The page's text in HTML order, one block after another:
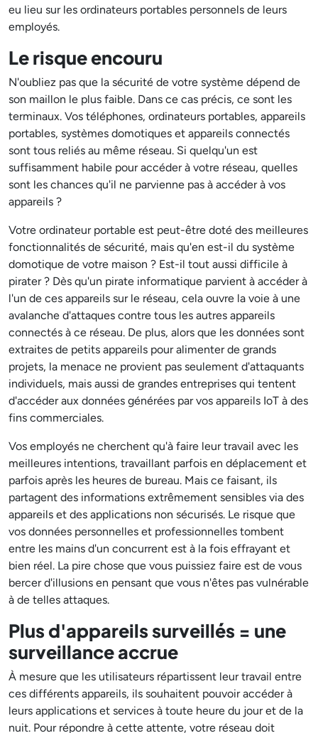
eu lieu sur les ordinateurs portables personnels de leurs
employés.
Le risque encouru
N'oubliez pas que la sécurité de votre système dépend de
son maillon le plus faible. Dans ce cas précis, ce sont les
terminaux. Vos téléphones, ordinateurs portables, appareils
portables, systèmes domotiques et appareils connectés
sont tous reliés au même réseau. Si quelqu'un est
suffisamment habile pour accéder à votre réseau, quelles
sont les chances qu'il ne parvienne pas à accéder à vos
appareils ?
Votre ordinateur portable est peut-être doté des meilleures
fonctionnalités de sécurité, mais qu'en est-il du système
domotique de votre maison ? Est-il tout aussi difficile à
pirater ? Dès qu'un pirate informatique parvient à accéder à
l'un de ces appareils sur le réseau, cela ouvre la voie à une
avalanche d'attaques contre tous les autres appareils
connectés à ce réseau. De plus, alors que les données sont
extraites de petits appareils pour alimenter de grands
projets, la menace ne provient pas seulement d'attaquants
individuels, mais aussi de grandes entreprises qui tentent
d'accéder aux données générées par vos appareils IoT à des
fins commerciales.
Vos employés ne cherchent qu'à faire leur travail avec les
meilleures intentions, travaillant parfois en déplacement et
parfois après les heures de bureau. Mais ce faisant, ils
partagent des informations extrêmement sensibles via des
appareils et des applications non sécurisés. Le risque que
vos données personnelles et professionnelles tombent
entre les mains d'un concurrent est à la fois effrayant et
bien réel. La pire chose que vous puissiez faire est de vous
bercer d'illusions en pensant que vous n'êtes pas vulnérable
à de telles attaques.
Plus d'appareils surveillés = une
surveillance accrue
À mesure que les utilisateurs répartissent leur travail entre
ces différents appareils, ils souhaitent pouvoir accéder à
leurs applications et services à toute heure du jour et de la
nuit. Pour répondre à cette attente, votre réseau doit